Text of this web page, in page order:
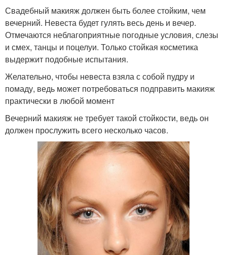
Свадебный макияж должен быть более стойким, чем
вечерний. Невеста будет гулять весь день и вечер.
Отмечаются неблагоприятные погодные условия, слезы
и смех, танцы и поцелуи. Только стойкая косметика
выдержит подобные испытания.
Желательно, чтобы невеста взяла с собой пудру и
помаду, ведь может потребоваться подправить макияж
практически в любой момент
Вечерний макияж не требует такой стойкости, ведь он
должен прослужить всего несколько часов.